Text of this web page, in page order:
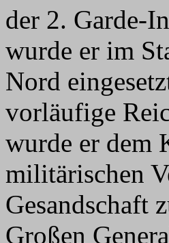
der 2. Garde-
wurde er im
Nord
vorläufige
wurde er dem
militärischen
Gesandschaft
Großen